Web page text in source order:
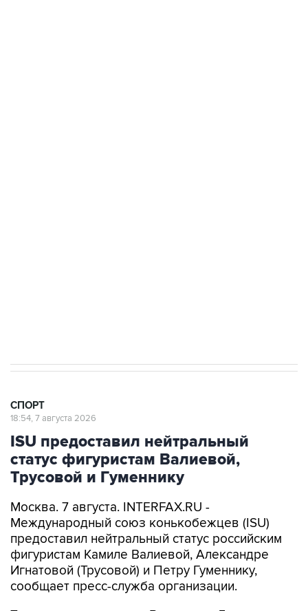
СПОРТ
18:54, 7 августа 2026
ISU предоставил нейтральный
статус фигуристам Валиевой,
Трусовой и Гуменнику
Москва. 7 августа. INTERFAX.RU -
Международный союз конькобежцев (ISU)
предоставил нейтральный статус российским
фигуристам Камиле Валиевой, Александре
Игнатовой (Трусовой) и Петру Гуменнику,
сообщает пресс-служба организации.